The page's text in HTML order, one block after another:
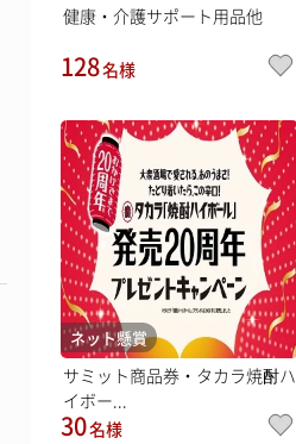
健康・介護サポート用品他
128名様
ネット懸賞
サミット商品券・タカラ焼酎ハ
イボー...
30名様